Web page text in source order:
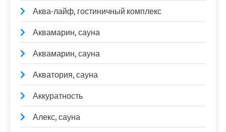
Аква-лайф, гостиничный комплекс
Аквамарин, сауна
Аквамарин, сауна
Акватория, сауна
Аккуратность
Алекс, сауна